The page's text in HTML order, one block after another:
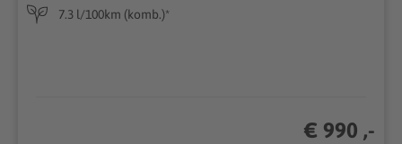
7.3 l/100km (komb.)*
€ 990 ,-